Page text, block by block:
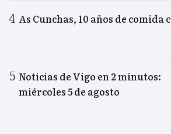
As Cunchas, 10 años de comida
Noticias de Vigo en 2 minutos:
miércoles 5 de agosto